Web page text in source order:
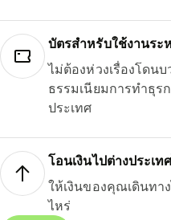
บัตรสำหรับใช้งานระ
ไม่ต้องห่วงเรื่องโดน
ธรรมเนียมการทำธุร
ประเทศ
โอนเงินไปต่างประเ
ให้เงินของคุณเดินทา
ไหร่